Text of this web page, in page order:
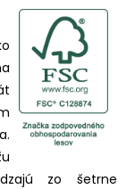
zo šetrne